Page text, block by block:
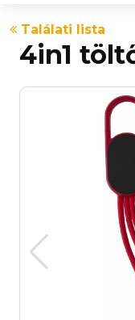
Találati lista
4in1